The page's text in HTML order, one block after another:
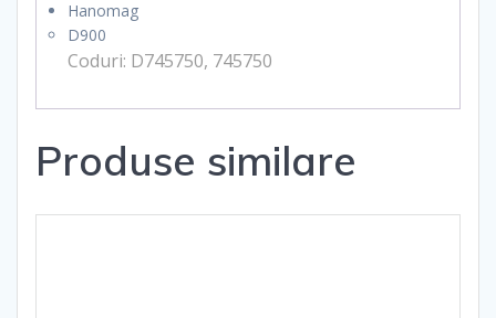
Hanomag
D900
Coduri: D745750, 745750
Produse similare